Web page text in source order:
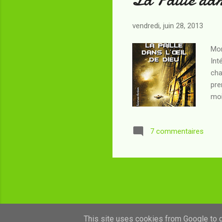
vendredi, juin 28, 2013
7 commentaires
This site uses cookies from Google to